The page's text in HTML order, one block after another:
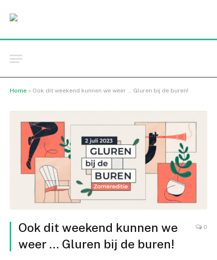
Home » Ook dit weekend kunnen we weer … Gluren bij de buren!
Ook dit weekend kunnen we
weer … Gluren bij de buren!
0